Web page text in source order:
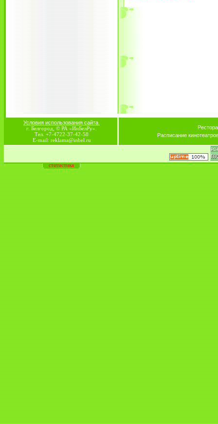
Условия использования сайта.
г. Белгород, © РА «ИнБелРу».
Тел. +7-4722-37-42-58
E-mail: reklama@inbel.ru
Расписание
статистика